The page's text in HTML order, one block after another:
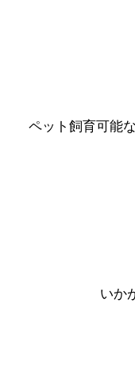
ペット飼育可能
いか